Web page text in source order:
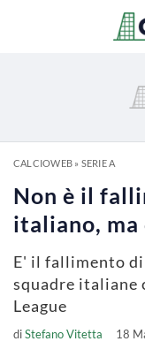
CALCIOWEB» SERIE A
Non è il
italiano, ma
E' il fallimento
squadre italiane
League
diStefano Vitetta 18